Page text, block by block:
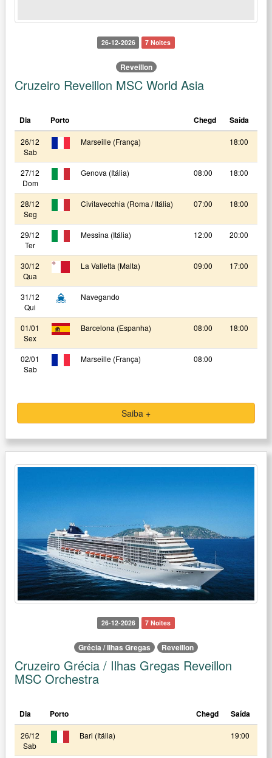
26-12-2026 7 Noites
Reveillon
Cruzeiro Reveillon MSC World Asia
Dia Porto Chegd Saída
26/12
Sab
Marseille (França) 18:00
27/12
Dom
Genova (Itália) 08:00 18:00
28/12
Seg
Civitavecchia (Roma / Itália) 07:00 18:00
29/12
Ter
Messina (Itália) 12:00 20:00
30/12
Qua
La Valletta (Malta) 09:00 17:00
31/12
Qui
Navegando
01/01
Sex
Barcelona (Espanha) 08:00 18:00
02/01
Sab
Marseille (França) 08:00
Saiba +
26-12-2026 7 Noites
Grécia / Ilhas Gregas Reveillon
Cruzeiro Grécia / Ilhas Gregas Reveillon
MSC Orchestra
Dia Porto Chegd Saída
26/12
Sab
Bari (Itália) 19:00